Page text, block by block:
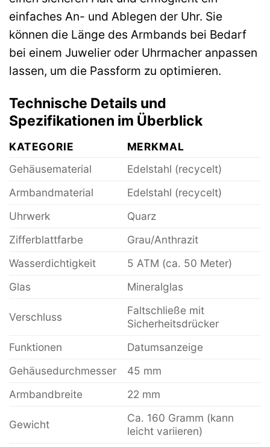
einfaches An- und Ablegen der Uhr. Sie
können die Länge des Armbands bei Bedarf
bei einem Juwelier oder Uhrmacher anpassen
lassen, um die Passform zu optimieren.
Technische Details und
Spezifikationen im Überblick
KATEGORIE
MERKMAL
Gehäusematerial
Edelstahl (recycelt)
Armbandmaterial
Edelstahl (recycelt)
Uhrwerk
Quarz
Zifferblattfarbe
Grau/Anthrazit
Wasserdichtigkeit
5 ATM (ca. 50 Meter)
Glas
Mineralglas
Verschluss
Faltschließe mit
Sicherheitsdrücker
Funktionen
Datumsanzeige
Gehäusedurchmesser
45 mm
Armbandbreite
22 mm
Gewicht
Ca. 160 Gramm (kann
leicht variieren)